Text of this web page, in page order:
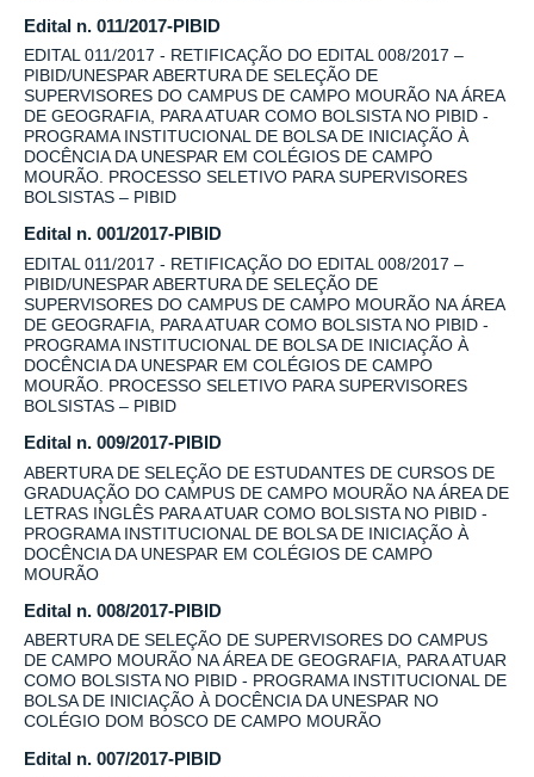
Edital n. 011/2017-PIBID
EDITAL 011/2017 - RETIFICAÇÃO DO EDITAL 008/2017 –
PIBID/UNESPAR ABERTURA DE SELEÇÃO DE
SUPERVISORES DO CAMPUS DE CAMPO MOURÃO NA ÁREA
DE GEOGRAFIA, PARA ATUAR COMO BOLSISTA NO PIBID -
PROGRAMA INSTITUCIONAL DE BOLSA DE INICIAÇÃO À
DOCÊNCIA DA UNESPAR EM COLÉGIOS DE CAMPO
MOURÃO. PROCESSO SELETIVO PARA SUPERVISORES
BOLSISTAS – PIBID
Edital n. 001/2017-PIBID
EDITAL 011/2017 - RETIFICAÇÃO DO EDITAL 008/2017 –
PIBID/UNESPAR ABERTURA DE SELEÇÃO DE
SUPERVISORES DO CAMPUS DE CAMPO MOURÃO NA ÁREA
DE GEOGRAFIA, PARA ATUAR COMO BOLSISTA NO PIBID -
PROGRAMA INSTITUCIONAL DE BOLSA DE INICIAÇÃO À
DOCÊNCIA DA UNESPAR EM COLÉGIOS DE CAMPO
MOURÃO. PROCESSO SELETIVO PARA SUPERVISORES
BOLSISTAS – PIBID
Edital n. 009/2017-PIBID
ABERTURA DE SELEÇÃO DE ESTUDANTES DE CURSOS DE
GRADUAÇÃO DO CAMPUS DE CAMPO MOURÃO NA ÁREA DE
LETRAS INGLÊS PARA ATUAR COMO BOLSISTA NO PIBID -
PROGRAMA INSTITUCIONAL DE BOLSA DE INICIAÇÃO À
DOCÊNCIA DA UNESPAR EM COLÉGIOS DE CAMPO
MOURÃO
Edital n. 008/2017-PIBID
ABERTURA DE SELEÇÃO DE SUPERVISORES DO CAMPUS
DE CAMPO MOURÃO NA ÁREA DE GEOGRAFIA, PARA ATUAR
COMO BOLSISTA NO PIBID - PROGRAMA INSTITUCIONAL DE
BOLSA DE INICIAÇÃO À DOCÊNCIA DA UNESPAR NO
COLÉGIO DOM BOSCO DE CAMPO MOURÃO
Edital n. 007/2017-PIBID